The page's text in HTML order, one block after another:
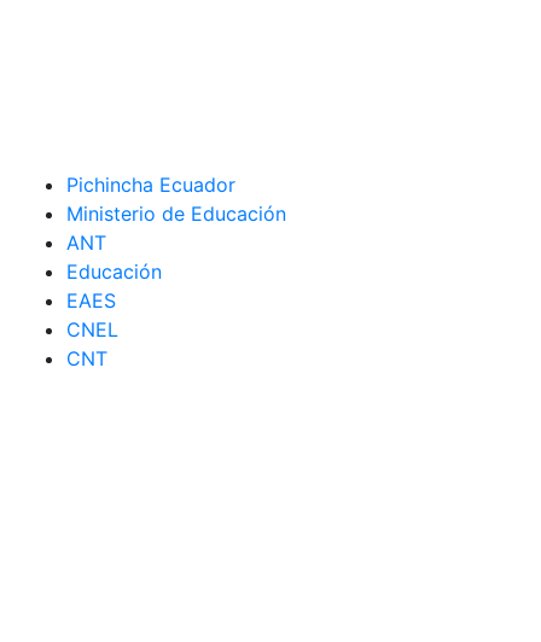
Pichincha Ecuador
Ministerio de Educación
ANT
Educación
EAES
CNEL
CNT